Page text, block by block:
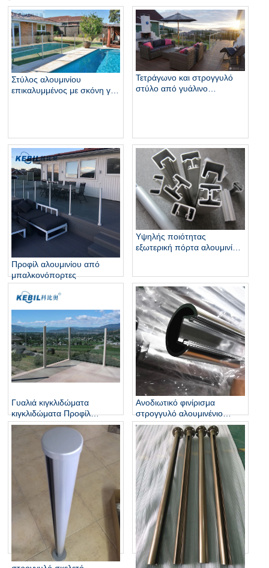
Στύλος αλουμινίου
επικαλυμμένος με σκόνη για
Τετράγωνο και στρογγυλό
στύλο από γυάλινο
Προφίλ αλουμινίου από
μπαλκονόπορτες
Υψηλής ποιότητας
εξωτερική πόρτα αλουμινίου
Γυαλιά κιγκλιδώματα
κιγκλιδώματα Προφίλ
αλουμινίου
Ανοδιωτικό φινίρισμα
στρογγυλό αλουμινένιο
κιγκλίδωμα για μπαλκόνι